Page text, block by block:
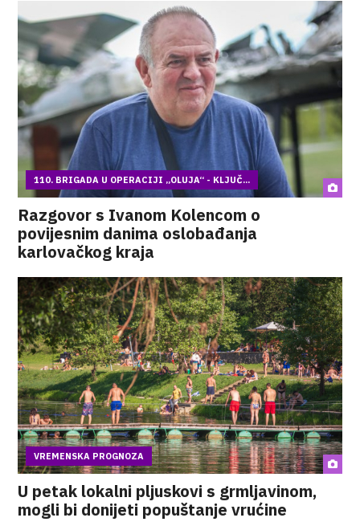
110. BRIGADA U OPERACIJI „OLUJA“ - KLJUČ...
Razgovor s Ivanom Kolencom o
povijesnim danima oslobađanja
karlovačkog kraja
VREMENSKA PROGNOZA
U petak lokalni pljuskovi s grmljavinom,
mogli bi donijeti popuštanje vrućine